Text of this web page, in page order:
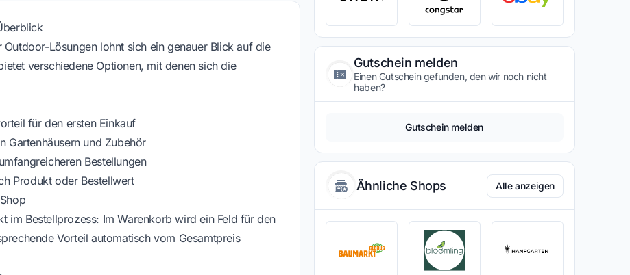
Lösungen lohnt sich ein genauer Blick auf die
verschiedene Optionen, mit denen sich die
für den ersten Einkauf
Gartenhäusern und Zubehör
Bestellungen
Produkt oder Bestellwert
im Bestellprozess: Im Warenkorb wird ein Feld für den
Vorteil automatisch vom Gesamtpreis
Gutschein melden
Einen Gutschein gefunden, den wir noch nicht
haben?
Gutschein melden
Ähnliche Shops Alle anzeigen